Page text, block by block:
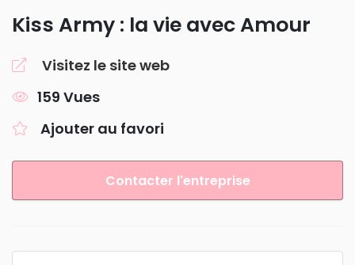
Kiss Army : la vie avec Amour
Visitez le site web
159 Vues
Ajouter au favori
Contacter l'entreprise